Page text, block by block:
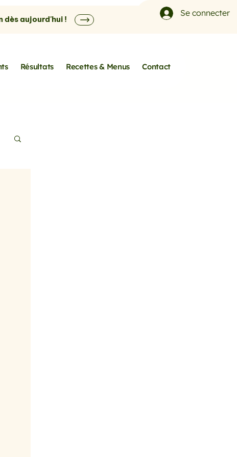
Se connecter
dès aujourd'hui !
Résultats Recettes & Menus Contact